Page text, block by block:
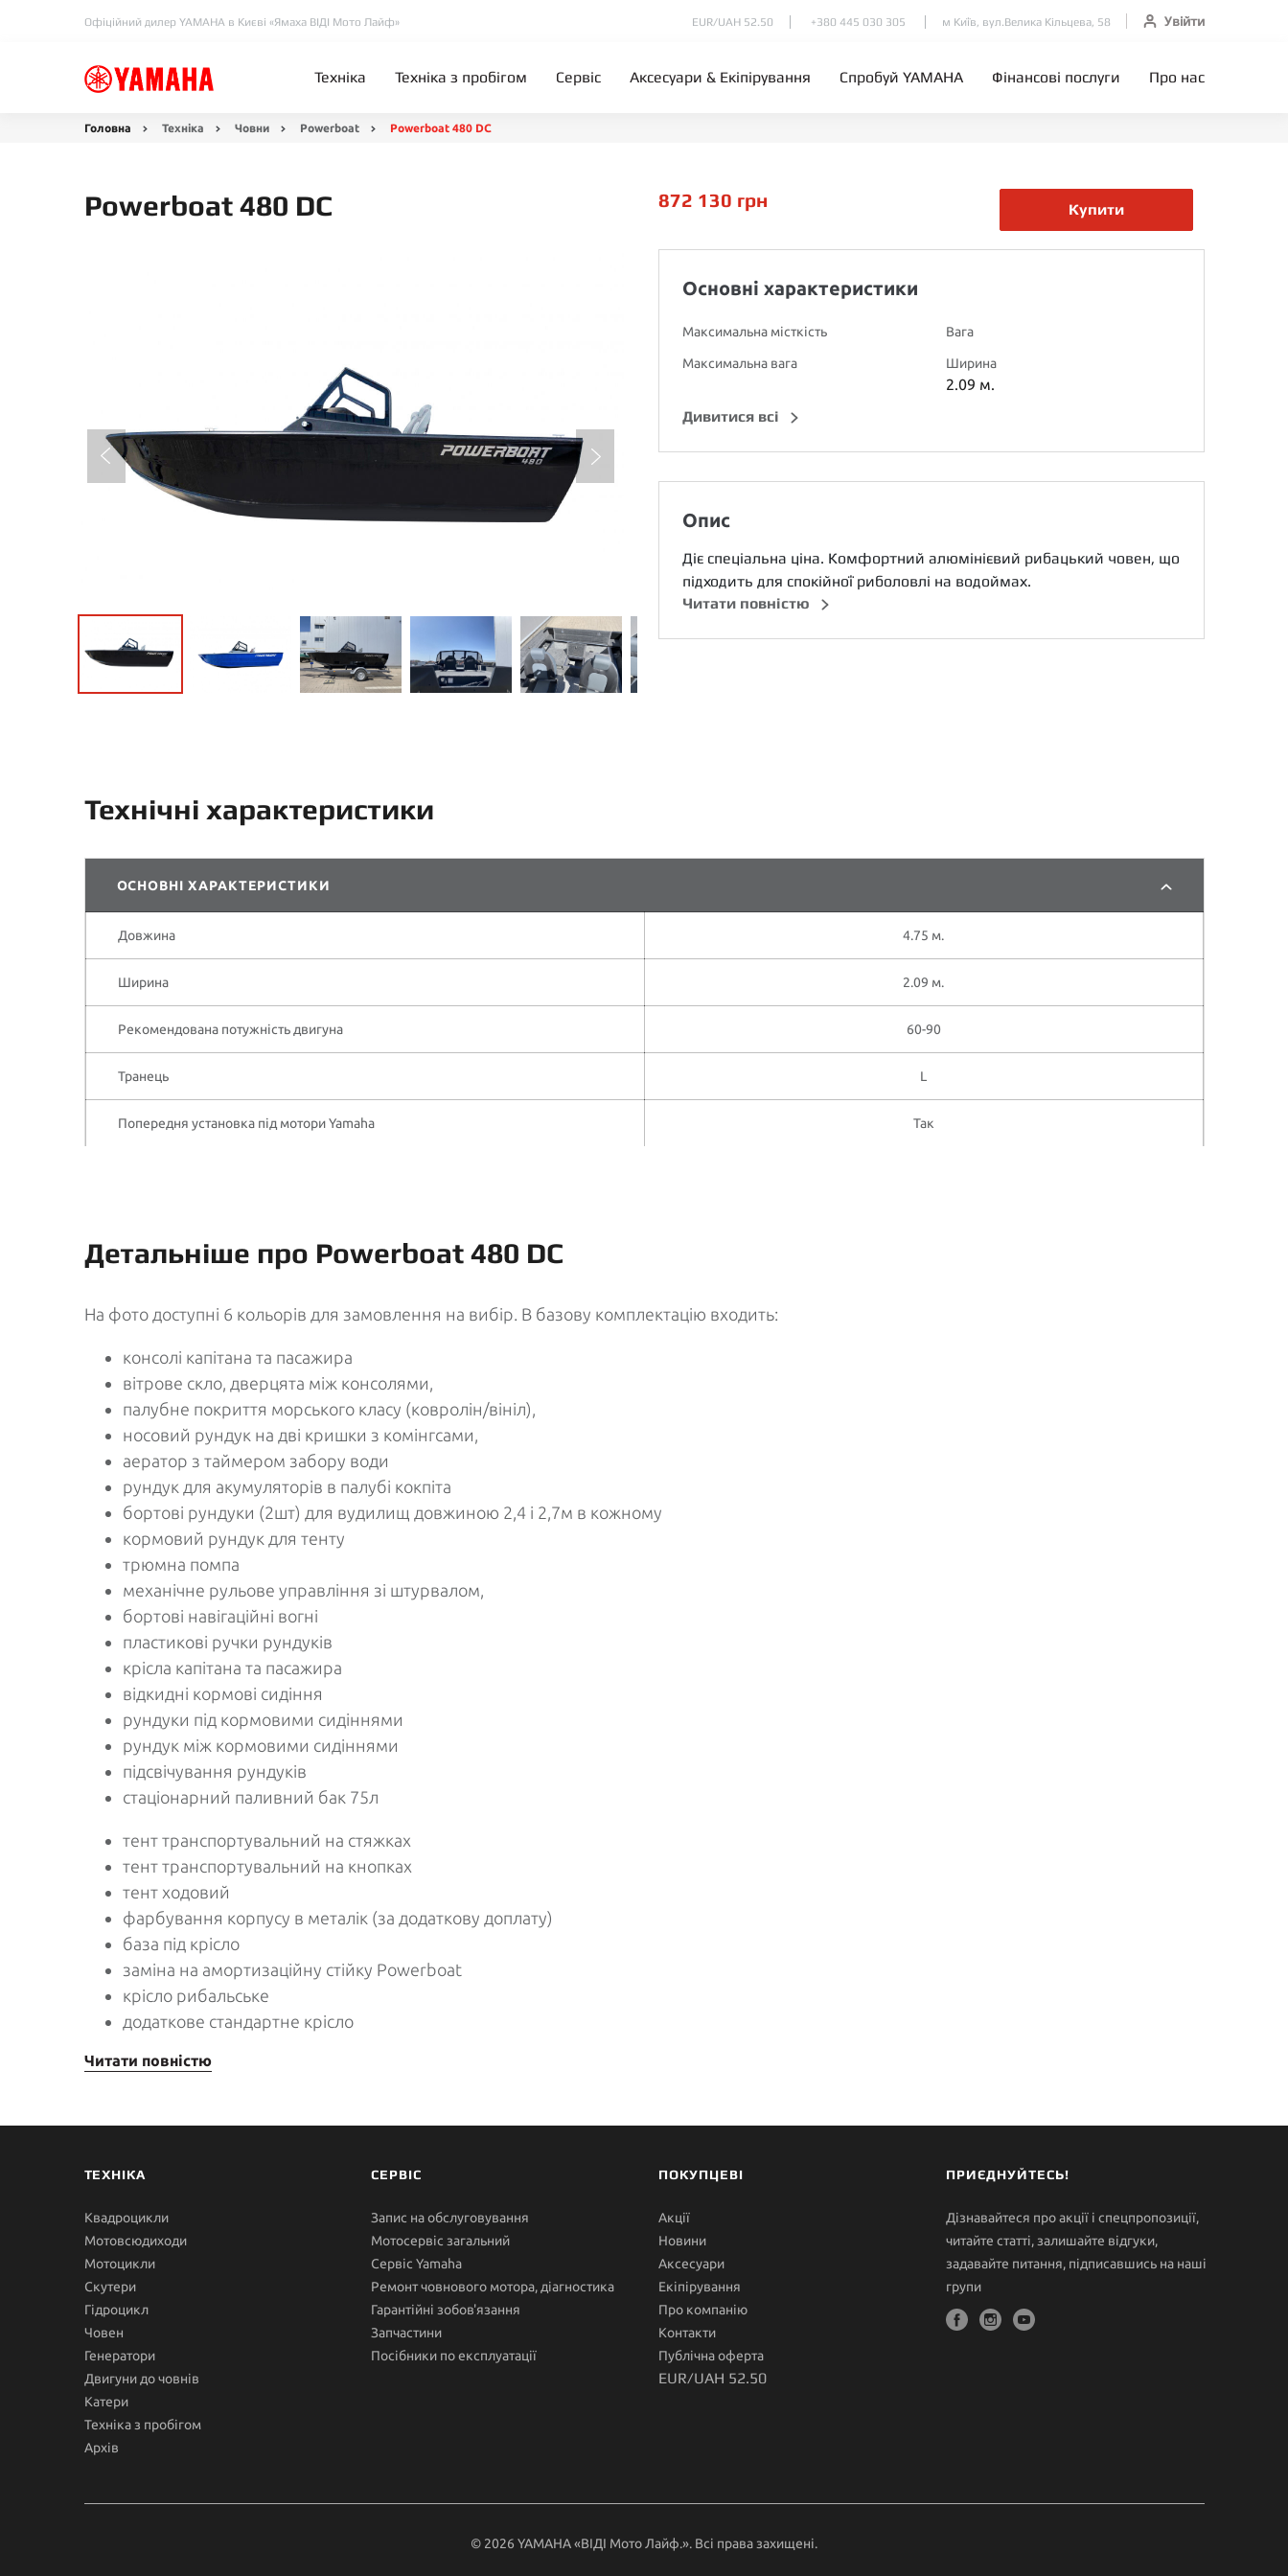
Офіційний дилер YAMAHA в Києві «Ямаха ВІДІ Мото Лайф» EUR/UAH 52.50 +380 445 030 305 м Київ, вул.Велика Кільцева, 58 Увійти
Техніка Техніка з пробігом Сервіс Аксесуари & Екіпірування Спробуй YAMAHA Фінансові послуги Про нас
Головна Техніка Човни Powerboat Powerboat 480 DC
Powerboat 480 DC 872 130 грн Купити
Основні характеристики
Максимальна місткість
Максимальна вага
Вага
Ширина
2.09 м.
Дивитися всі
Опис
Діє спеціальна ціна. Комфортний алюмінієвий рибацький човен, що
підходить для спокійної риболовлі на водоймах.
Читати повністю
Технічні характеристики
ОСНОВНІ ХАРАКТЕРИСТИКИ
Довжина 4.75 м.
Ширина 2.09 м.
Рекомендована потужність двигуна 60-90
Транець L
Попередня установка під мотори Yamaha Так
Детальніше про Powerboat 480 DC
На фото доступні 6 кольорів для замовлення на вибір. В базову комплектацію входить:
консолі капітана та пасажира
вітрове скло, дверцята між консолями,
палубне покриття морського класу (ковролін/вініл),
носовий рундук на дві кришки з комінгсами,
аератор з таймером забору води
рундук для акумуляторів в палубі кокпіта
бортові рундуки (2шт) для вудилищ довжиною 2,4 і 2,7м в кожному
кормовий рундук для тенту
трюмна помпа
механічне рульове управління зі штурвалом,
бортові навігаційні вогні
пластикові ручки рундуків
крісла капітана та пасажира
відкидні кормові сидіння
рундуки під кормовими сидіннями
рундук між кормовими сидіннями
підсвічування рундуків
стаціонарний паливний бак 75л
тент транспортувальний на стяжках
тент транспортувальний на кнопках
тент ходовий
фарбування корпусу в металік (за додаткову доплату)
база під крісло
заміна на амортизаційну стійку Powerboat
крісло рибальське
додаткове стандартне крісло
Читати повністю
ТЕХНІКА
Квадроцикли
Мотовсюдиходи
Мотоцикли
Скутери
Гідроцикл
Човен
Генератори
Двигуни до човнів
Катери
Техніка з пробігом
Архів
СЕРВІС
Запис на обслуговування
Мотосервіс загальний
Сервіс Yamaha
Ремонт човнового мотора, діагностика
Гарантійні зобов'язання
Запчастини
Посібники по експлуатації
ПОКУПЦЕВІ
Акції
Новини
Аксесуари
Екіпірування
Про компанію
Контакти
Публічна оферта
EUR/UAH 52.50
ПРИЄДНУЙТЕСЬ!
Дізнавайтеся про акції і спецпропозиції,
читайте статті, залишайте відгуки,
задавайте питання, підписавшись на наші
групи
© 2026 YAMAHA «ВІДІ Мото Лайф.». Всі права захищені.